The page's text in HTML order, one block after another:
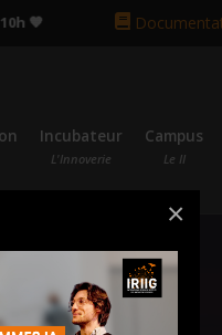
×
🧡 Prochain rentrée le
Incubateur
L'Innoverie
Campus
Le II